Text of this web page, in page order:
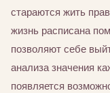
стараются жить
жизнь расписана
позволяют себе
анализа значения
появляется